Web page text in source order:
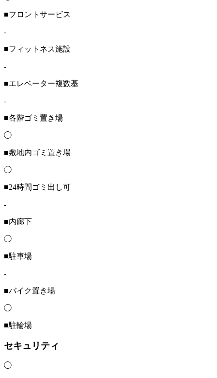
■フロントサービス
-
■フィットネス施設
-
■エレベーター複数基
-
■各階ゴミ置き場
◯
■敷地内ゴミ置き場
◯
■24時間ゴミ出し可
-
■内廊下
◯
■駐車場
-
■バイク置き場
◯
■駐輪場
セキュリティ
◯